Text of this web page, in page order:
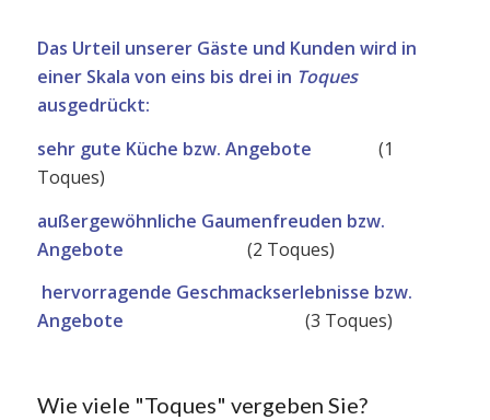
Das Urteil unserer Gäste und Kunden wird in
einer Skala von eins bis drei in Toques
ausgedrückt:
sehr gute Küche bzw. Angebote
(1
Toques)
außergewöhnliche Gaumenfreuden bzw.
Angebote
(2 Toques)
hervorragende Geschmackserlebnisse bzw.
Angebote
(3 Toques)
Wie viele "Toques" vergeben Sie?